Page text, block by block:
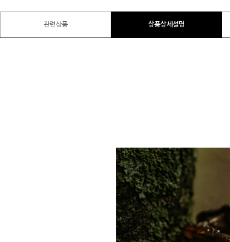
관련상품 상품상세설명